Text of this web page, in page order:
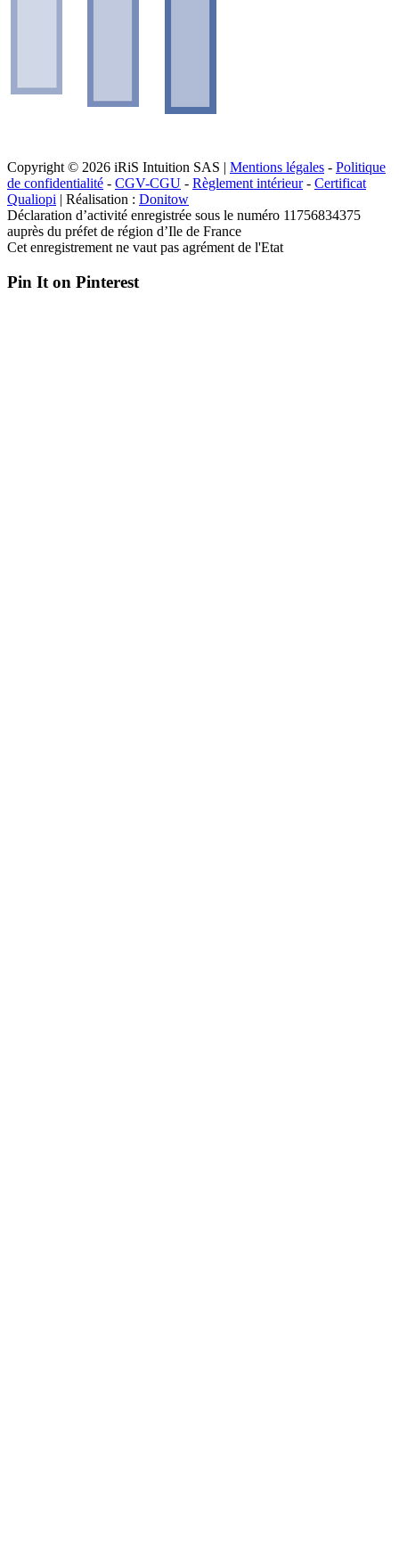
Copyright © 2026 iRiS Intuition SAS | Mentions légales - Politique
de confidentialité - CGV-CGU - Règlement intérieur- Certificat
Qualiopi | Réalisation : Donitow
Déclaration d’activité enregistrée sous le numéro 11756834375
auprès du préfet de région d’Ile de France
Cet enregistrement ne vaut pas agrément de l'Etat
Pin It on Pinterest